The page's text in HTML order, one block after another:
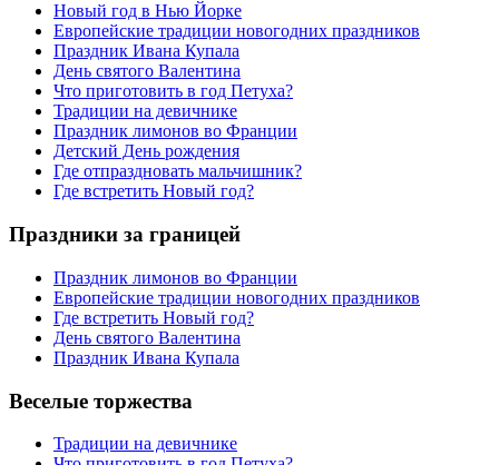
Новый год в Нью Йорке
Европейские традиции новогодних праздников
Праздник Ивана Купала
День святого Валентина
Что приготовить в год Петуха?
Традиции на девичнике
Праздник лимонов во Франции
Детский День рождения
Где отпраздновать мальчишник?
Где встретить Новый год?
Праздники за границей
Праздник лимонов во Франции
Европейские традиции новогодних праздников
Где встретить Новый год?
День святого Валентина
Праздник Ивана Купала
Веселые торжества
Традиции на девичнике